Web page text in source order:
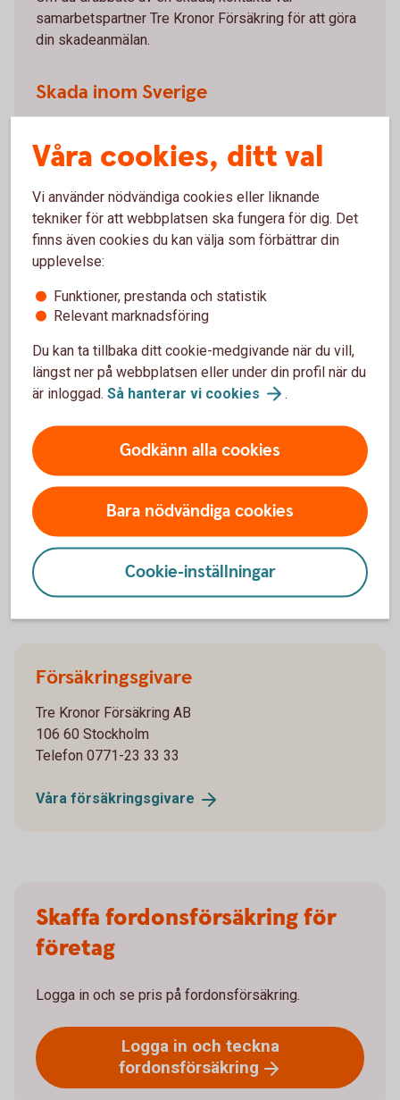
samarbetspartner Tre Kronor Försäkring för att göra
din skadeanmälan.
Skada inom Sverige
Tid akuta skador, dygnet runt: 0771-57 16 00
Skada utomlands
Vid skada utomlands, dygnet runt:
SOS International
+46 8 50 51 40 08
Skaffa försäkring
Ring oss
Ring oss för att få hjälp med företagets affärer.
Ring 0771-33 44 33
Försäkringsgivare
Tre Kronor Försäkring AB
106 60 Stockholm
Telefon 0771-23 33 33
Våra försäkringsgivare
Skaffa fordonsförsäkring för
företag
Logga in och se pris på fordonsförsäkring.
Logga in och teckna
fordonsförsäkring
Våra cookies, ditt val
Vi använder nödvändiga cookies eller liknande
tekniker för att webbplatsen ska fungera för dig. Det
finns även cookies du kan välja som förbättrar din
upplevelse:
Funktioner, prestanda och statistik
Relevant marknadsföring
Du kan ta tillbaka ditt cookie-medgivande när du vill,
längst ner på webbplatsen eller under din profil när du
är inloggad. Så hanterar vi cookies .
Godkänn alla cookies
Bara nödvändiga cookies
Cookie-inställningar